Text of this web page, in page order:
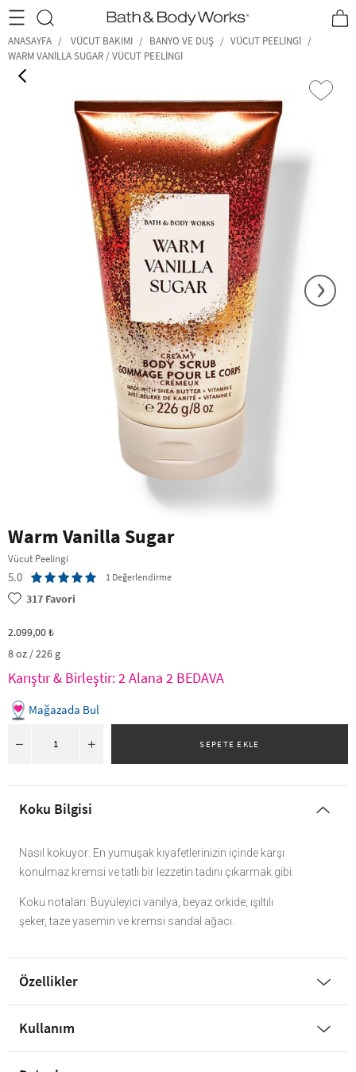
•2200₺ ve Üzeri Kargo Ücretsiz!• *Promosyon Detayları
ANASAYFA VÜCUT BAKIMI BANYO VE DUŞ
VÜCUT PEELINGI
WARM VANILLA SUGAR / VÜCUT PEELINGI
›
Warm Vanilla Sugar
Vücut Peelingi
5.0 1 Değerlendirme
317 Favori
2.099,00 ₺
8 oz / 226 g
Karıştır & Birleştir: 2 Alana 2 BEDAVA
Mağazada Bul
Koku Bilgisi
Nasıl kokuyor: En yumuşak kıyafetlerinizin içinde karşı
konulmaz kremsi ve tatlı bir lezzetin tadını çıkarmak gibi.
Koku notaları: Büyüleyici vanilya, beyaz orkide, ışıltılı
şeker, taze yasemin ve kremsi sandal ağacı.
Özellikler
Kullanım